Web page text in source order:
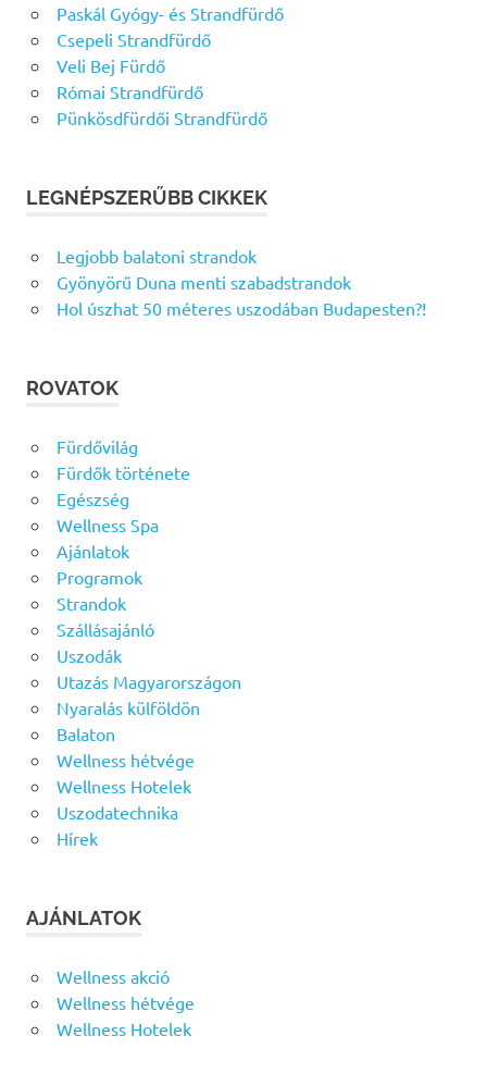
Paskál Gyógy- és Strandfürdő
Csepeli Strandfürdő
Veli Bej Fürdő
Római Strandfürdő
Pünkösdfürdői Strandfürdő
LEGNÉPSZERŰBB CIKKEK
Legjobb balatoni strandok
Gyönyörű Duna menti szabadstrandok
Hol úszhat 50 méteres uszodában Budapesten?!
ROVATOK
Fürdővilág
Fürdők története
Egészség
Wellness Spa
Ajánlatok
Programok
Strandok
Szállásajánló
Uszodák
Utazás Magyarországon
Nyaralás külföldön
Balaton
Wellness hétvége
Wellness Hotelek
Uszodatechnika
Hírek
AJÁNLATOK
Wellness akció
Wellness hétvége
Wellness Hotelek